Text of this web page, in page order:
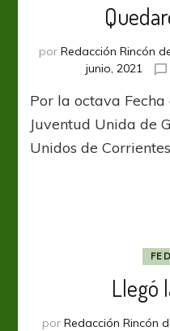
por Redacción Rincón
junio, 2021
Por la octava
Juventud Unida de
Unidos de
Llegó
por Redacción Rincón